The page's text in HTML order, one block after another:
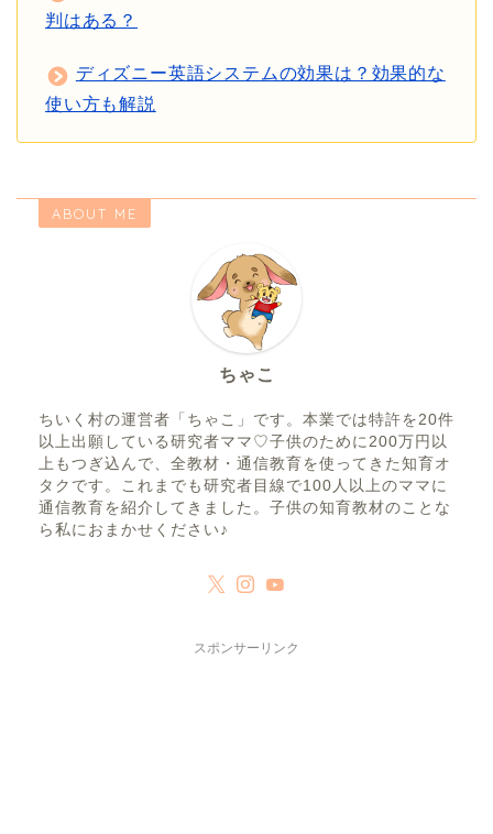
判はある？
ディズニー英語システムの効果は？効果的な
使い方も解説
ABOUT ME
ちゃこ
ちいく村の運営者「ちゃこ」です。本業では特許を20件
以上出願している研究者ママ♡子供のために200万円以
上もつぎ込んで、全教材・通信教育を使ってきた知育オ
タクです。これまでも研究者目線で100人以上のママに
通信教育を紹介してきました。子供の知育教材のことな
ら私におまかせください♪
スポンサーリンク